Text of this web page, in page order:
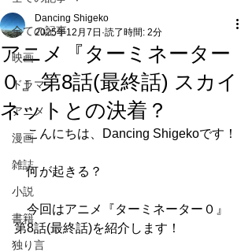
全ての記事
映画
ドラマ
アニメ
漫画
雑誌
小説
書籍
独り言
アニメ『ターミネーター
０』第8話(最終話) スカイ
ネットとの決着？
Dancing Shigeko
2025年12月7日 読了時間: 2分
こんにちは、Dancing Shigekoです！
何が起きる？
今回はアニメ『ターミネーター０』
第8話(最終話)を紹介します！